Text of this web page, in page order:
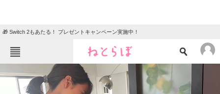
🎁 Switch 2もあたる！ プレゼントキャンペーン実施中！
ねとらぼメニュー
TOP ニュース